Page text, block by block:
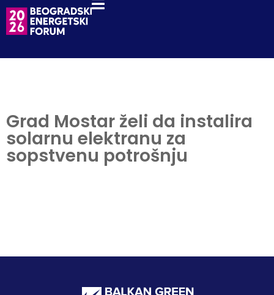
Grad Mostar želi da instalira
solarnu elektranu za
sopstvenu potrošnju